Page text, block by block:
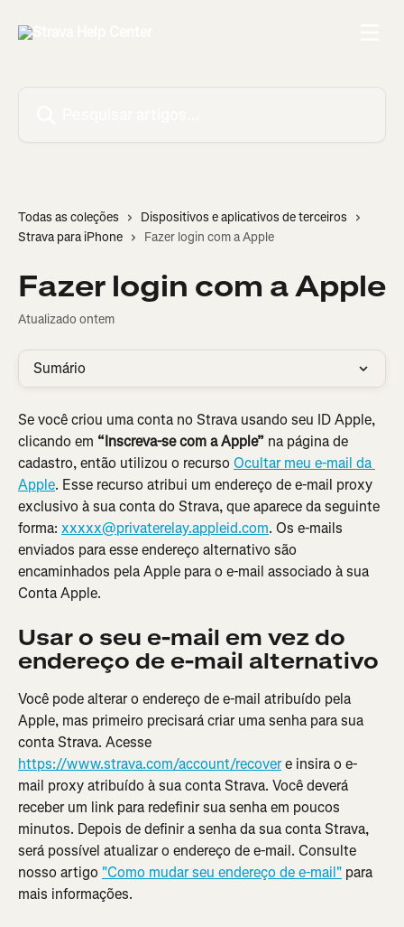
Todas as coleções
Dispositivos e aplicativos de terceiros
Strava para iPhone
Fazer login com a Apple
Fazer login com a Apple
Atualizado ontem
Sumário
Se você criou uma conta no Strava usando seu ID Apple,
clicando em “Inscreva-se com a Apple” na página de
cadastro, então utilizou o recurso Ocultar meu e-mail da
Apple. Esse recurso atribui um endereço de e-mail proxy
exclusivo à sua conta do Strava, que aparece da seguinte
forma: xxxxx@privaterelay.appleid.com. Os e-mails
enviados para esse endereço alternativo são
encaminhados pela Apple para o e-mail associado à sua
Conta Apple.
Usar o seu e-mail em vez do
endereço de e-mail alternativo
Você pode alterar o endereço de e-mail atribuído pela
Apple, mas primeiro precisará criar uma senha para sua
conta Strava. Acesse
https://www.strava.com/account/recover e insira o e-
mail proxy atribuído à sua conta Strava. Você deverá
receber um link para redefinir sua senha em poucos
minutos. Depois de definir a senha da sua conta Strava,
será possível atualizar o endereço de e-mail. Consulte
nosso artigo "Como mudar seu endereço de e-mail" para
mais informações.